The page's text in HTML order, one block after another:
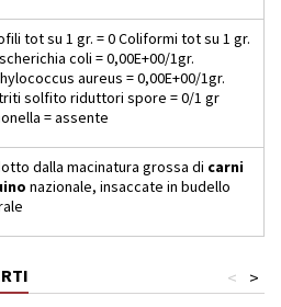
tot su 1 gr. = 0 Coliformi tot su 1 gr.
coli = 0,00E+00/1gr.
aureus = 0,00E+00/1gr.
solfito riduttori spore = 0/1 gr
= assente
dalla macinatura grossa di carni
nazionale, insaccate in budello
>
<